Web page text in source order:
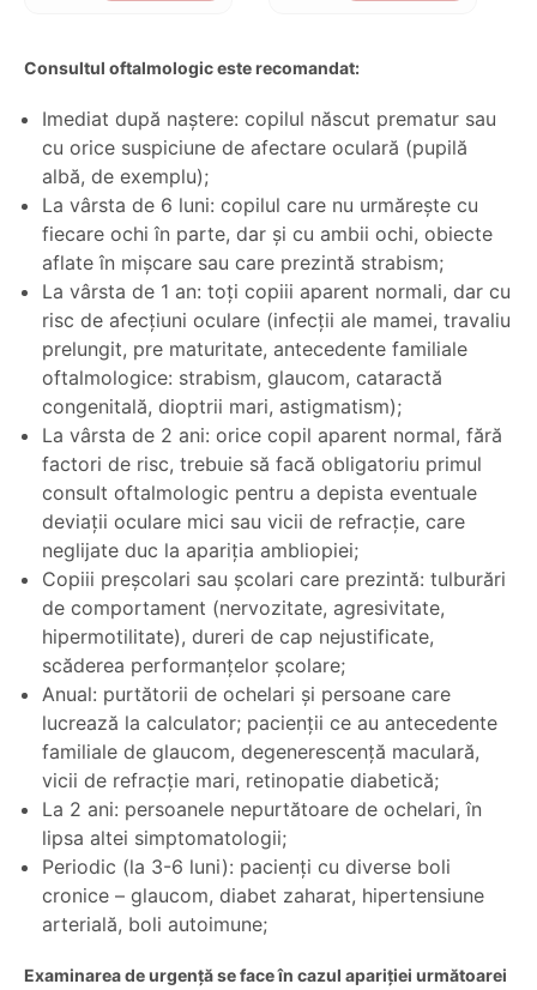
Consultul oftalmologic este recomandat:
Imediat după naștere: copilul născut prematur sau
cu orice suspiciune de afectare oculară (pupilă
albă, de exemplu);
La vârsta de 6 luni: copilul care nu urmărește cu
fiecare ochi în parte, dar și cu ambii ochi, obiecte
aflate în mișcare sau care prezintă strabism;
La vârsta de 1 an: toți copiii aparent normali, dar cu
risc de afecțiuni oculare (infecții ale mamei, travaliu
prelungit, pre maturitate, antecedente familiale
oftalmologice: strabism, glaucom, cataractă
congenitală, dioptrii mari, astigmatism);
La vârsta de 2 ani: orice copil aparent normal, fără
factori de risc, trebuie să facă obligatoriu primul
consult oftalmologic pentru a depista eventuale
deviații oculare mici sau vicii de refracție, care
neglijate duc la apariția ambliopiei;
Copiii preșcolari sau școlari care prezintă: tulburări
de comportament (nervozitate, agresivitate,
hipermotilitate), dureri de cap nejustificate,
scăderea performanțelor școlare;
Anual: purtătorii de ochelari și persoane care
lucrează la calculator; pacienții ce au antecedente
familiale de glaucom, degenerescență maculară,
vicii de refracție mari, retinopatie diabetică;
La 2 ani: persoanele nepurtătoare de ochelari, în
lipsa altei simptomatologii;
Periodic (la 3-6 luni): pacienți cu diverse boli
cronice – glaucom, diabet zaharat, hipertensiune
arterială, boli autoimune;
Examinarea de urgență se face în cazul apariției următoarei